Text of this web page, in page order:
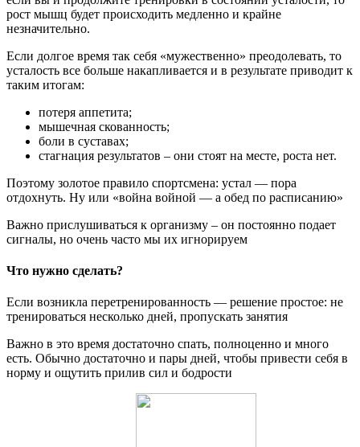
рост мышц будет происходить медленно и крайне
незначительно.
Если долгое время так себя «мужественно» преодолевать, то
усталость все больше накапливается и в результате приводит к
таким итогам:
потеря аппетита;
мышечная скованность;
боли в суставах;
стагнация результатов – они стоят на месте, роста нет.
Поэтому золотое правило спортсмена: устал — пора
отдохнуть. Ну или «война войной — а обед по расписанию»
Важно прислушиваться к организму – он постоянно подает
сигналы, но очень часто мы их игнорируем
Что нужно сделать?
Если возникла перетренированность — решение простое: не
тренироваться несколько дней, пропускать занятия
Важно в это время достаточно спать, полноценно и много
есть. Обычно достаточно и пары дней, чтобы привести себя в
норму и ощутить прилив сил и бодрости